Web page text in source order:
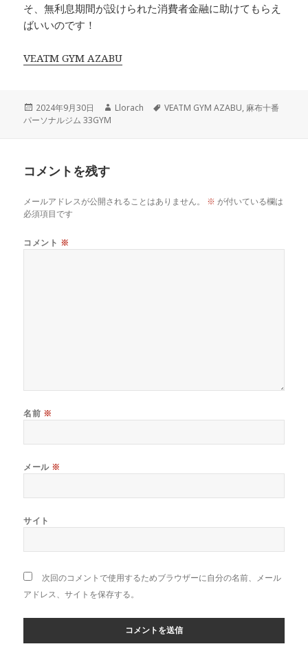
そ、無利息期間が設けられた消費者金融に助けてもらえ
ばいいのです！
VEATM GYM AZABU
投
稿
2024年9月30日
作
Llorach
タ
VEATM GYM AZABU, 麻布十番
パーソナルジム 33GYM
コメントを残す
メールアドレスが公開されることはありません。 ※ が付いている欄は
必須項目です
コメント ※
名前 ※
メール ※
サイト
次回のコメントで使用するためブラウザーに自分の名前、メール
アドレス、サイトを保存する。